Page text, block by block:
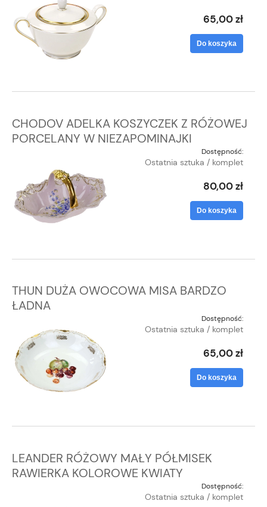
65,00 zł
Do koszyka
CHODOV ADELKA KOSZYCZEK Z RÓŻOWEJ
PORCELANY W NIEZAPOMINAJKI
Dostępność:
Ostatnia sztuka / komplet
80,00 zł
Do koszyka
THUN DUŻA OWOCOWA MISA BARDZO
ŁADNA
Dostępność:
Ostatnia sztuka / komplet
65,00 zł
Do koszyka
LEANDER RÓŻOWY MAŁY PÓŁMISEK
RAWIERKA KOLOROWE KWIATY
Dostępność:
Ostatnia sztuka / komplet